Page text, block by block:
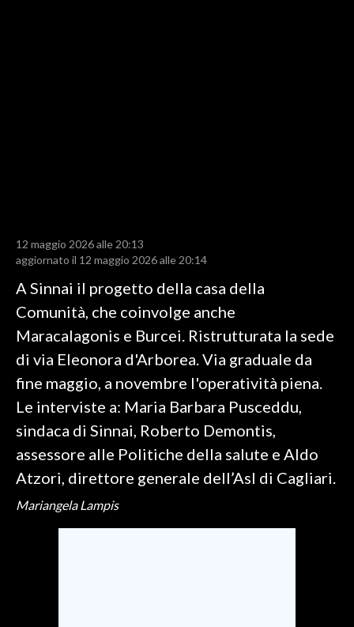
CALCIO REGIONALE
BASKET
VOLLEY
MOTORI
TENNIS
ALTRI SPORT
CULTURA
SPETTACOLI
12 maggio 2026 alle 20:13
aggiornato il 12 maggio 2026 alle 20:14
A Sinnai il progetto della casa della
Comunità, che coinvolge anche
Maracalagonis e Burcei. Ristrutturata la sede
di via Eleonora d'Arborea. Via graduale da
fine maggio, a novembre l'operatività piena.
Le interviste a: Maria Barbara Pusceddu,
sindaca di Sinnai, Roberto Demontis,
assessore alle Politiche della salute e Aldo
Atzori, direttore generale dell’Asl di Cagliari.
Mariangela Lampis